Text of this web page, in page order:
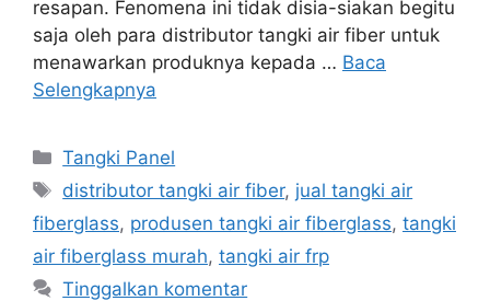
resapan. Fenomena ini tidak disia-siakan begitu
saja oleh para distributor tangki air fiber untuk
menawarkan produknya kepada … Baca
Selengkapnya
Kategori
Tangki Panel
Tag
distributor tangki air fiber, jual tangki air
fiberglass, produsen tangki air fiberglass, tangki
air fiberglass murah, tangki air frp
Tinggalkan komentar